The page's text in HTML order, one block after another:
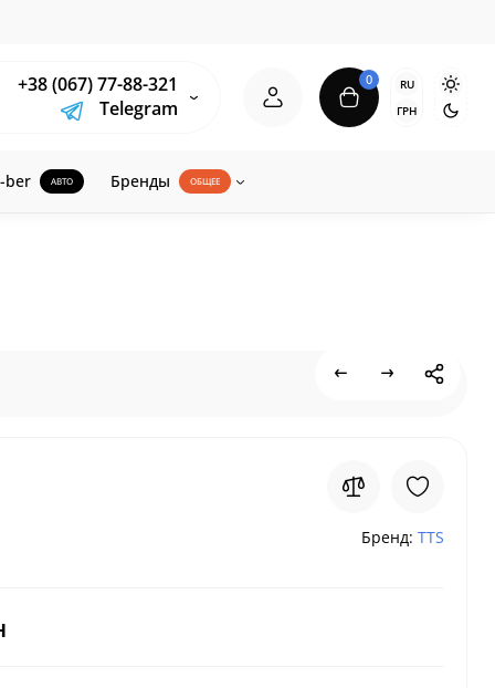
+38 (067) 77-88-321
Telegram
0
RU
ГРН
ber АВТО Бренды ОБЩЕЕ
Бренд: TTS